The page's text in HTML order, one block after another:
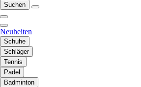
Suchen
Neuheiten
Schuhe
Schläger
Tennis
Padel
Badminton